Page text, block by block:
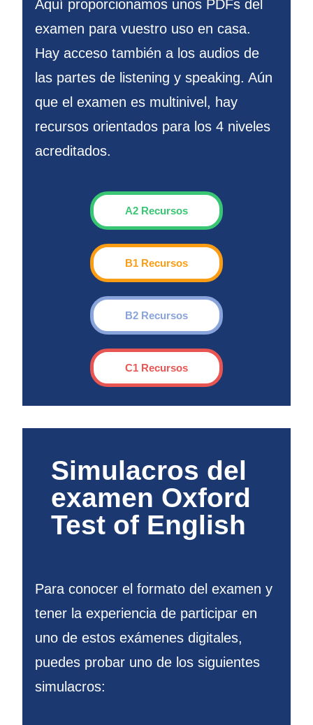
Aquí proporcionamos unos PDFs del
examen para vuestro uso en casa.
Hay acceso también a los audios de
las partes de listening y speaking. Aún
que el examen es multinivel, hay
recursos orientados para los 4 niveles
acreditados.
A2 Recursos
B1 Recursos
B2 Recursos
C1 Recursos
Simulacros del
examen Oxford
Test of English
Para conocer el formato del examen y
tener la experiencia de participar en
uno de estos exámenes digitales,
puedes probar uno de los siguientes
simulacros: